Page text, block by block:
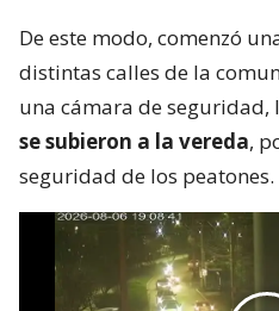
De este modo, comenzó
distintas calles de la
una cámara de seguridad,
se subieron a la vereda,
seguridad de los peatones.